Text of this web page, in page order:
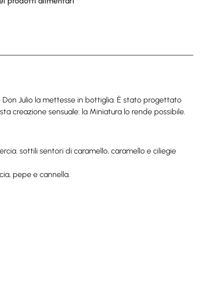
Julio la mettesse in bottiglia. È stato progettato
creazione sensuale: la Miniatura lo rende possibile.
sottili sentori di caramello, caramello e ciliegie
pepe e cannella.